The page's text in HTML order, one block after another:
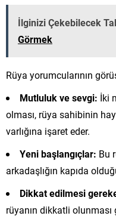
İlginizi Çekebilecek
Görmek
Rüya yorumcularının
Mutluluk ve sevgi: İki
olması, rüya sahibinin
varlığına işaret eder.
Yeni başlangıçlar: Bu
arkadaşlığın kapıda
Dikkat edilmesi
rüyanın dikkatli